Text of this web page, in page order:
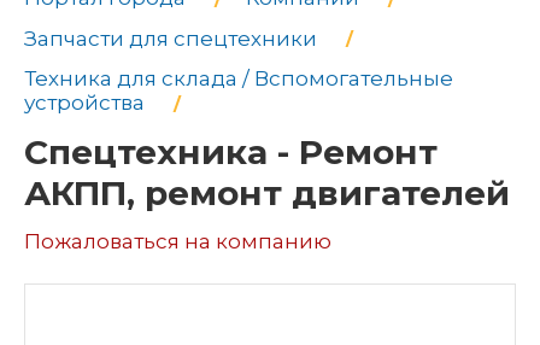
Запчасти для спецтехники
Техника для склада / Вспомогательные
устройства
Спецтехника - Ремонт
АКПП, ремонт двигателей
Пожаловаться на компанию